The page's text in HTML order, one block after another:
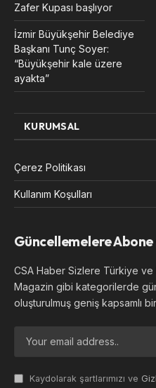
Zafer Kupası başlıyor
İzmir Büyükşehir Belediye
Başkanı Tunç Soyer:
“Büyükşehir kale üzere
ayakta”
KURUMSAL
Çerez Politikası
Kullanım Koşulları
Güncellemelere Abone
CSA Haber Sizlere Türkiye
Magazin gibi kategorilerde
oluşturulmuş geniş kapsamlı
Kaydolarak şartlarımızı ve